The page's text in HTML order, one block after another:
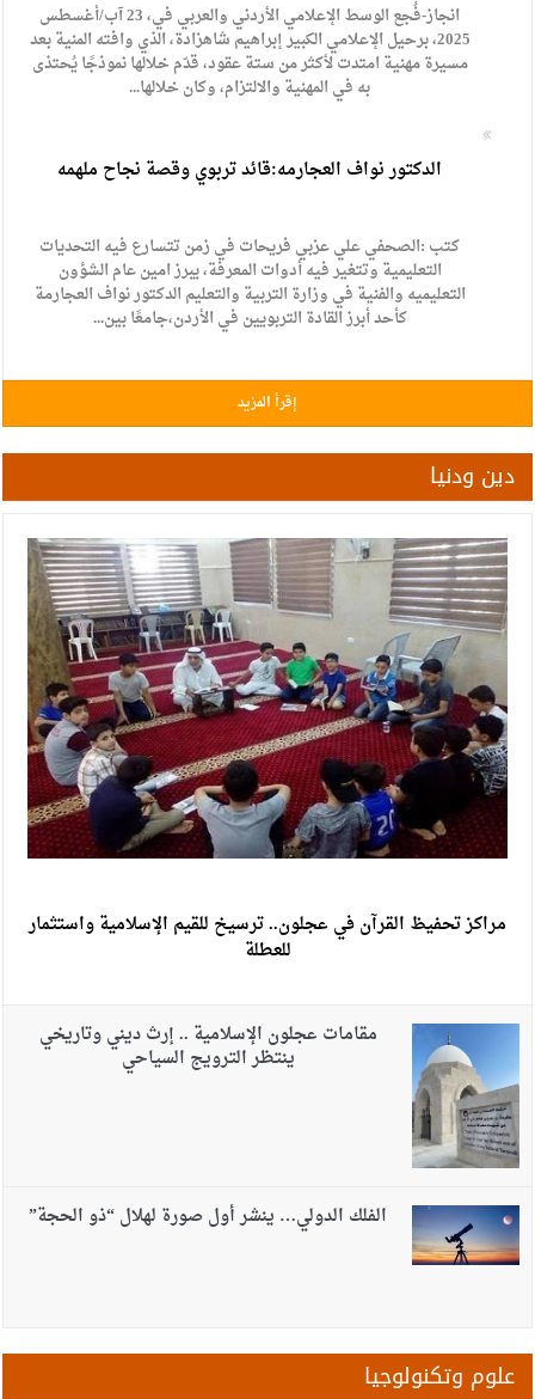
انجاز-فُجع الوسط الإعلامي الأردني والعربي في، 23 آب/أغسطس
2025، برحيل الإعلامي الكبير إبراهيم شاهزادة، الذي وافته المنية بعد
مسيرة مهنية امتدت لأكثر من ستة عقود، قدّم خلالها نموذجًا يُحتذى
به في المهنية والالتزام، وكان خلالها...
الدكتور نواف العجارمه:قائد تربوي وقصة نجاح ملهمه
كتب :الصحفي علي عزبي فريحات في زمن تتسارع فيه التحديات
التعليمية وتتغير فيه أدوات المعرفة، يبرز امين عام الشؤون
التعليميه والفنية في وزارة التربية والتعليم الدكتور نواف العجارمة
كأحد أبرز القادة التربويين في الأردن،جامعًا بين...
إقرأ المزيد
دين ودنيا
مراكز تحفيظ القرآن في عجلون.. ترسيخ للقيم الإسلامية واستثمار
للعطلة
مقامات عجلون الإسلامية .. إرث ديني وتاريخي
ينتظر الترويج السياحي
الفلك الدولي… ينشر أول صورة لهلال “ذو الحجة”
علوم وتكنولوجيا